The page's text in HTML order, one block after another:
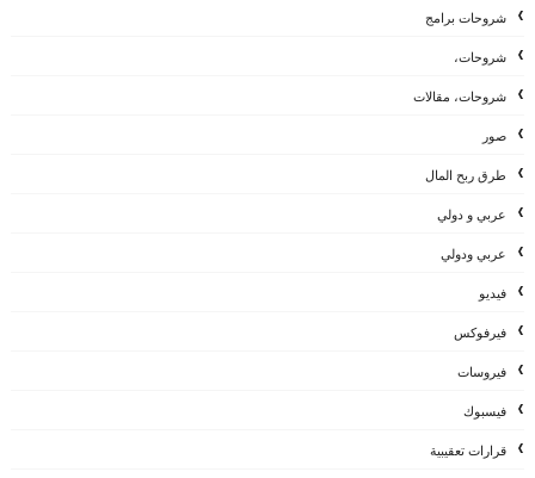
شروحات برامج
شروحات،
شروحات، مقالات
صور
طرق ربح المال
عربي و دولي
عربي ودولي
فيديو
فيرفوكس
فيروسات
فيسبوك
قرارات تعقيبية